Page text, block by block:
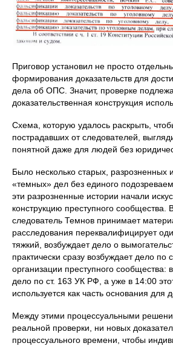
Приговор установил не просто
формирования доказательств для
дела об ОПС. Значит, проверке
доказательственная конструкция
Схема, которую удалось раскрыть,
пострадавших от следователей,
понятной даже для людей без
Было несколько старых, разрозненных
«темных» дел без единого
эти разрозненные истории начали
конструкцию преступного сообщества.
следователь Темнов принимает
расследования переквалифицирует
тяжкий, возбуждает дело о
практически сразу возбуждает дело по
организации преступного сообщества:
дело по ст. 163 УК РФ, а уже в 14:00
используется как часть основания для
Между этими процессуальными
реальной проверки, ни новых
процессуального времени, чтобы